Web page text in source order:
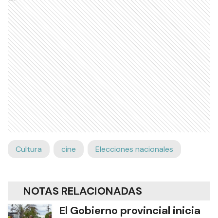
Cultura cine Elecciones nacionales
NOTAS RELACIONADAS
El Gobierno provincial inicia